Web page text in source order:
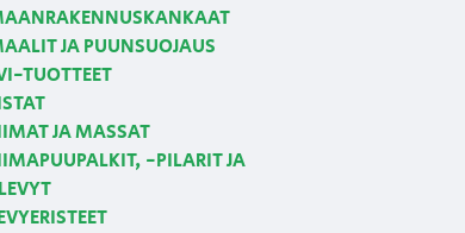
JA PUUNSUOJAUS
TUOTTEET
JA MASSAT
-PILARIT JA